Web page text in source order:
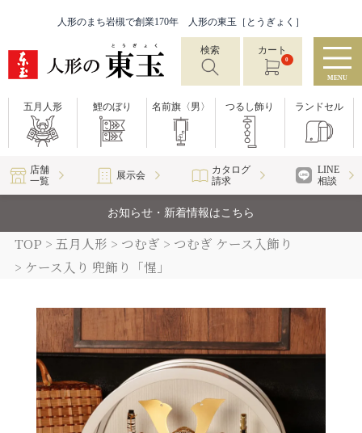
人形のまち岩槻で創業170年 人形の東玉［とうぎょく］
検索 カート
0
MENU
五月人形 鯉のぼり 名前旗〈男〉 つるし飾り ランドセル
店舗
一覧
展示会
カタログ
請求
LINE
相談
お知らせ・新着情報はこちら
TOP 五月人形 つむぎ
つむぎ ケース入飾り
ケース入り 兜飾り「惺」